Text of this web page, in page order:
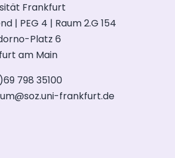
Frankfurt
| PEG 4 | Raum 2.G 154
Platz 6
am Main
798 35100
frankfurt.de